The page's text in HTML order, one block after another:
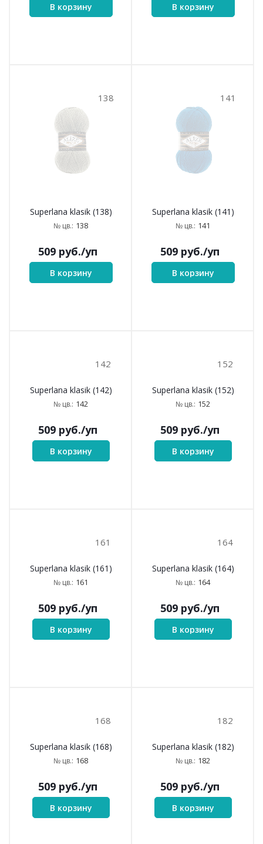
В корзину В корзину
138
Superlana klasik (138)
№ цв.: 138
509 руб./уп
В корзину
141
Superlana klasik (141)
№ цв.: 141
509 руб./уп
В корзину
142 152
Superlana klasik (161)
№ цв.: 161
509 руб. /уп
В корзину
Superlana klasik (164)
№ цв.: 164
509 руб. /уп
В корзину